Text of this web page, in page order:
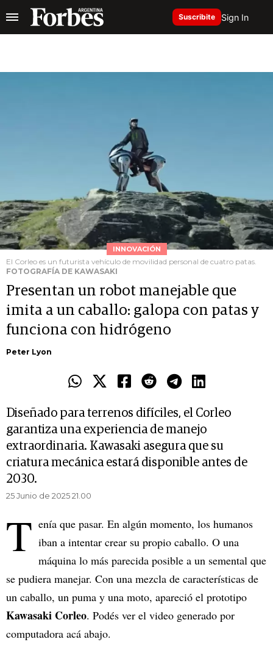
Suscribite Sign In
INNOVACIÓN
El Corleo es un futurista vehículo de movilidad personal de cuatro patas.
FOTOGRAFÍA DE KAWASAKI
Presentan un robot manejable que
imita a un caballo: galopa con patas y
funciona con hidrógeno
Peter Lyon
Diseñado para terrenos difíciles, el Corleo
garantiza una experiencia de manejo
extraordinaria. Kawasaki asegura que su
criatura mecánica estará disponible antes de
2030.
25 Junio de 2025 21.00
T enía que pasar. En algún momento, los humanos
iban a intentar crear su propio caballo. O una
máquina lo más parecida posible a un semental que
se pudiera manejar. Con una mezcla de características de
un caballo, un puma y una moto, apareció el prototipo
Kawasaki Corleo. Podés ver el video generado por
computadora acá abajo.